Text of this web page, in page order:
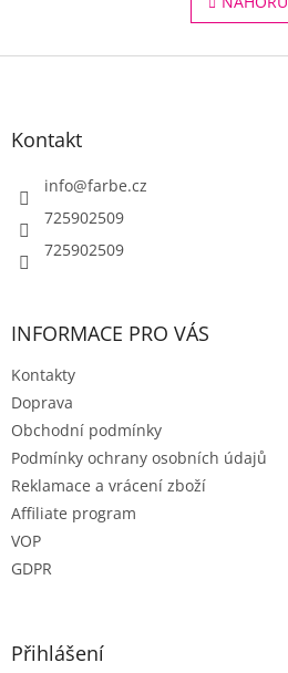
á
k
v
Z
Kontakt
info@farbe.cz
725902509
725902509
INFORMACE PRO VÁS
Kontakty
Doprava
Obchodní podmínky
Podmínky ochrany osobních údajů
Reklamace a vrácení zboží
Affiliate program
VOP
GDPR
Přihlášení